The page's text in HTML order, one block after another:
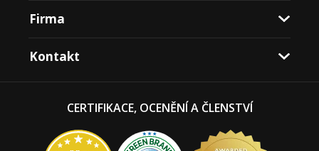
Firma
Kontakt
CERTIFIKACE, OCENĚNÍ A ČLENSTVÍ